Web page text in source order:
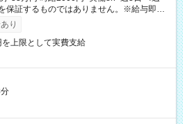
証するものではありません。※給与即受
（利用条件有）
り
上限として実費支給